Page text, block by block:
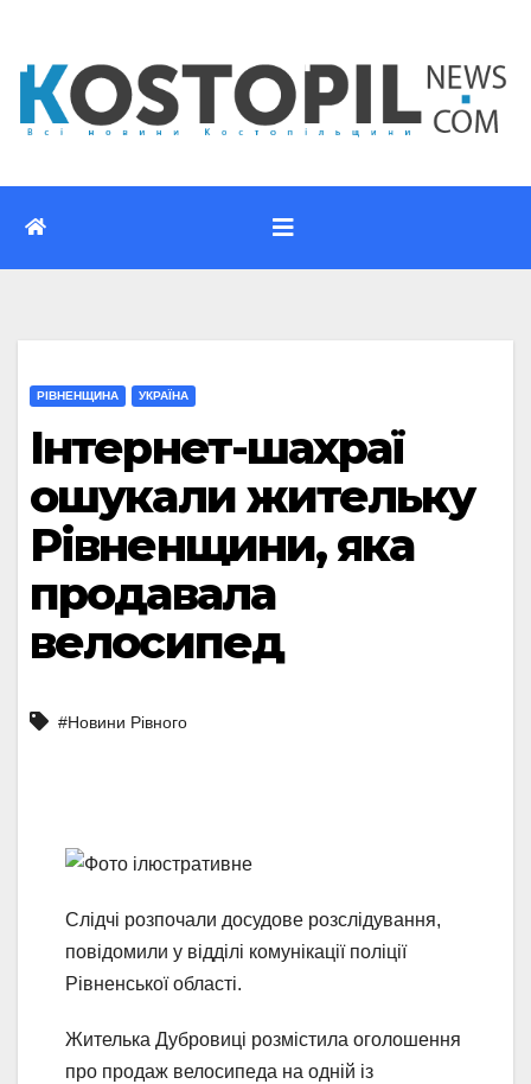
вмісту
РІВНЕНЩИНА УКРАЇНА
Інтернет-шахраї
ошукали жительку
Рівненщини, яка
продавала
велосипед
#Новини Рівного
Слідчі розпочали досудове розслідування,
повідомили у відділі комунікації поліції
Рівненської області.
Жителька Дубровиці розмістила оголошення
про продаж велосипеда на одній із